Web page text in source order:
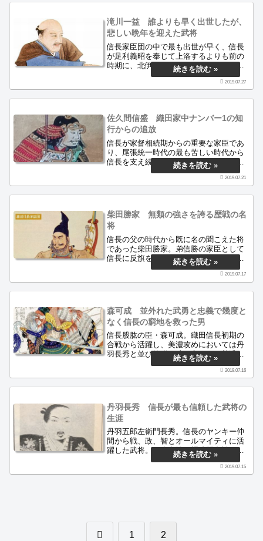
滝川一益 誰よりも早く出世したが、
悲しい晩年を迎えた武将
信長家臣団の中で最も出世が早く、信長
が足利義昭を奉じて上洛するよりも前の
時期に、北伊勢攻略を任されている。し
かし一益は、信長の有名な合戦の多くに
参加できずに、割と地味な戦いを受け持
2019.07.27
佐久間信盛 織田家中ナンバー1の知
行からの追放
信長が家督相続期からの重要な家臣であ
り、尾張統一時代の最も苦しい時代から
信長を支え続けた。その後は信長の主要
な合戦のほとんどに姿を現し、政治面や
外交面でもたびたび名が見える。織田信
長となった。しかし、思いもよらぬ折檻
状が送りつけられ･･･
2019.07.21
柴田勝家 無類の強さを誇る歴戦の名
将
信長の父の時代から既に名の聞こえた将
であった柴田勝家。弟信勝の家臣として
信長に反旗を翻す。敗れた後は心を入れ
替え信長に忠義を尽くし、常に戦では先
陣を任されるようになる。あまり知られ
営にも力を注いでいる。今回は勝家の詳
細を余すことなく書き連ねよう。
2019.07.17
森可成 並外れた武勇と忠義で幾度と
なく信長の窮地を救った男
信長股肱の臣・森可成。織田信長初期の
合戦から活躍し、美濃攻めにおいては丹
羽長秀と並び抜群の功を立てた。美濃攻
略後も上洛戦、伊勢攻め、金ケ崎・手筒
山の合戦、姉川合戦と主要な戦いには必
記事は少ない。今回はその可成の足跡を
辿る。
2019.07.16
丹羽長秀 信長が最も信頼した武将の
生涯
丹羽五郎左衛門長秀。信長のヤンキー仲
間から戦、政、智とオールマイティに活
躍した武将。稲生合戦、桶狭間合戦、美
濃攻略戦、上洛戦、伊勢平定戦、姉川合
戦等信長の代表する合戦ほぼすべてに従
2019.07.15
前 1 2